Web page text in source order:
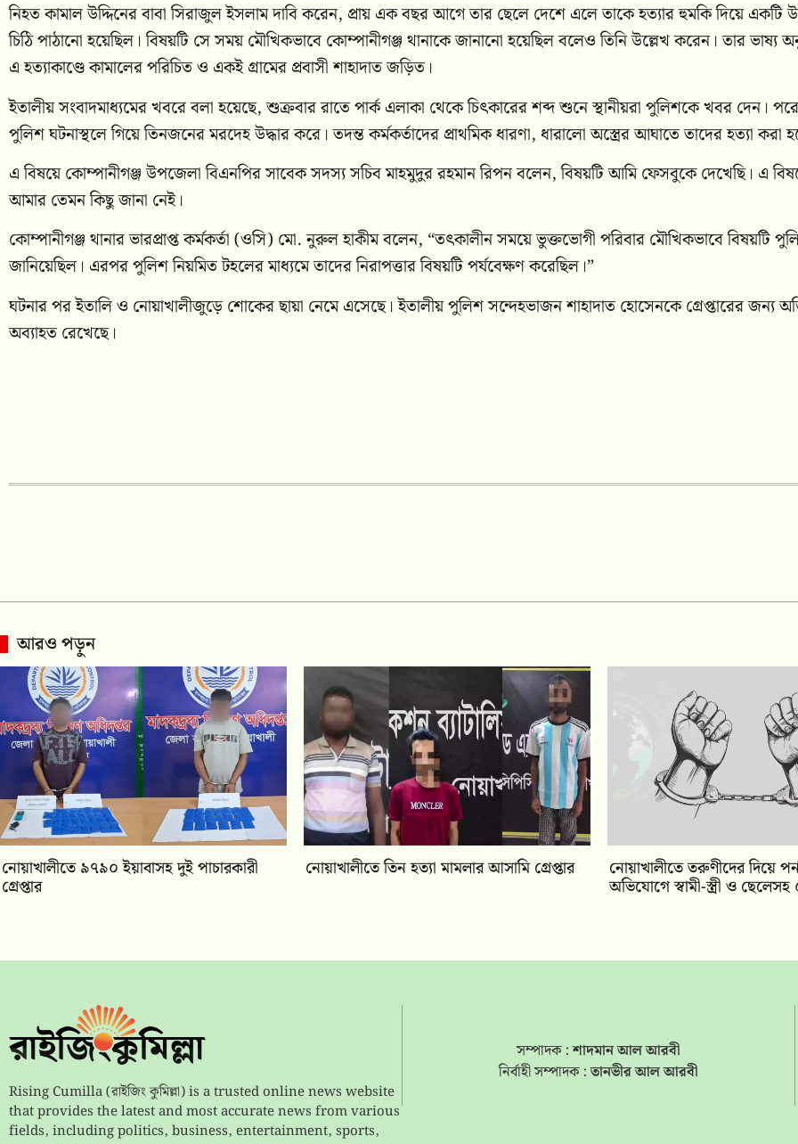
নিহত কামাল উদ্দিনের বাবা সিরাজুল ইসলাম দাবি করেন, প্রায় এক বছর আগে তার ছেলে দেশে এলে তাকে হত্যার হুমকি দিয়ে একটি
চিঠি পাঠানো হয়েছিল। বিষয়টি সে সময় মৌখিকভাবে কোম্পানীগঞ্জ থানাকে জানানো হয়েছিল বলেও তিনি উল্লেখ করেন। তার ভাষ্য
এ হত্যাকাণ্ডে কামালের পরিচিত ও একই গ্রামের প্রবাসী শাহাদাত জড়িত।
ইতালীয় সংবাদমাধ্যমের খবরে বলা হয়েছে, শুক্রবার রাতে পার্ক এলাকা থেকে চিৎকারের শব্দ শুনে স্থানীয়রা পুলিশকে খবর দেন। পরে
পুলিশ ঘটনাস্থলে গিয়ে তিনজনের মরদেহ উদ্ধার করে। তদন্ত কর্মকর্তাদের প্রাথমিক ধারণা, ধারালো অস্ত্রের আঘাতে তাদের হত্যা করা
এ বিষয়ে কোম্পানীগঞ্জ উপজেলা বিএনপির সাবেক সদস্য সচিব মাহমুদুর রহমান রিপন বলেন, বিষয়টি আমি ফেসবুকে দেখেছি। এ
আমার তেমন কিছু জানা নেই।
কোম্পানীগঞ্জ থানার ভারপ্রাপ্ত কর্মকর্তা (ওসি) মো. নুরুল হাকীম বলেন, “তৎকালীন সময়ে ভুক্তভোগী পরিবার মৌখিকভাবে বিষয়টি
জানিয়েছিল। এরপর পুলিশ নিয়মিত টহলের মাধ্যমে তাদের নিরাপত্তার বিষয়টি পর্যবেক্ষণ করেছিল।”
ঘটনার পর ইতালি ও নোয়াখালীজুড়ে শোকের ছায়া নেমে এসেছে। ইতালীয় পুলিশ সন্দেহভাজন শাহাদাত হোসেনকে গ্রেপ্তারের জন্য
অব্যাহত রেখেছে।
আরও পড়ুন
নোয়াখালীতে ৯৭৯০ ইয়াবাসহ দুই পাচারকারী
গ্রেপ্তার
নোয়াখালীতে তিন হত্যা মামলার আসামি গ্রেপ্তার নোয়াখালীতে তরুণীদের দিয়ে
অভিযোগে স্বামী-স্ত্রী ও ছেলেসহ
Rising Cumilla (রাইজিং কুমিল্লা) is a trusted online news website
that provides the latest and most accurate news from various
fields, including politics, business, entertainment, sports,
সম্পাদক :শাদমান আল আরবী
নির্বাহী সম্পাদক :তানভীর আল আরবী